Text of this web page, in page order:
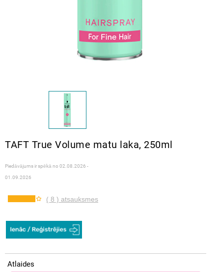
TAFT True Volume matu laka, 250ml
Piedāvājums ir spēkā no 02.08.2026 -
01.09.2026
( 8 ) atsauksmes
Atlaides